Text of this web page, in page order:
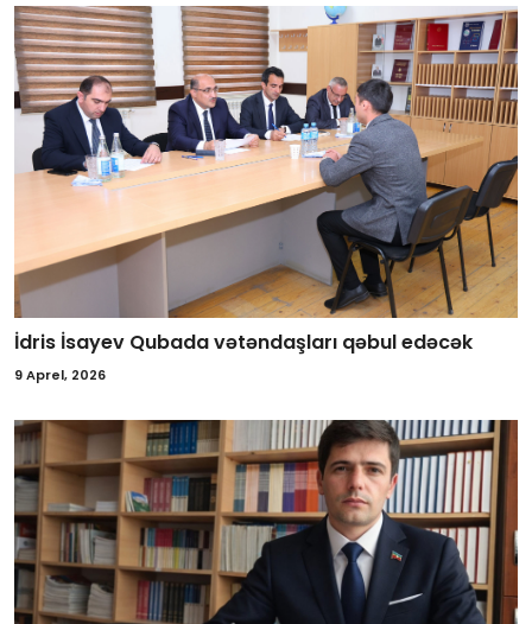
İdris İsayev Qubada vətəndaşları qəbul edəcək
9 Aprel, 2026